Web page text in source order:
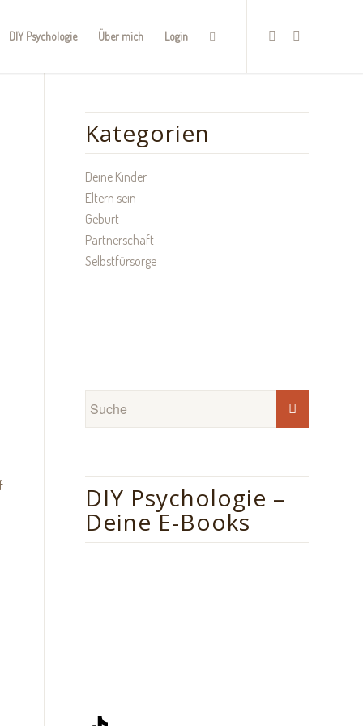
DIY Psychologie Über mich Login
Kategorien
Deine Kinder
Eltern sein
Geburt
Partnerschaft
Selbstfürsorge
DIY Psychologie –
Deine E-Books